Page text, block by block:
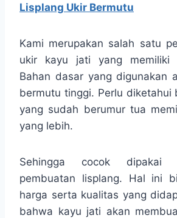
Lisplang Ukir Bermutu
Kami merupakan salah satu
ukir kayu jati yang memiliki
Bahan dasar yang digunakan
bermutu tinggi. Perlu diketahui
yang sudah berumur tua
yang lebih.
Sehingga cocok dipakai
pembuatan lisplang. Hal ini
harga serta kualitas yang
bahwa kayu jati akan